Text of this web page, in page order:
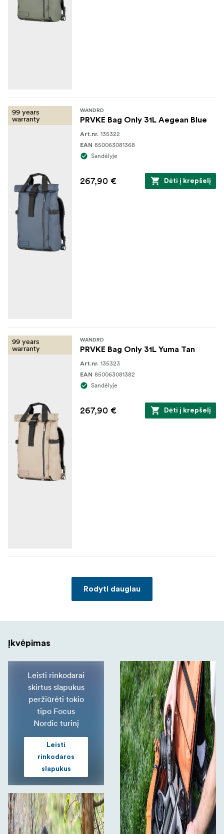
99 years
warranty
WANDRD
PRVKE Bag Only 31L Aegean Blue
Art.nr. 135322
EAN 850063081368
Sandėlyje
267,90 € Dėti į krepšelį
99 years
warranty
WANDRD
PRVKE Bag Only 31L Yuma Tan
Art.nr. 135323
EAN 850063081382
Sandėlyje
267,90 € Dėti į krepšelį
Rodyti daugiau
Įkvėpimas
Leisti rinkodarai
skirtus slapukus
peržiūrėti tokio
tipo Focus
Nordic turinį
Leisti
rinkodaros
slapukus